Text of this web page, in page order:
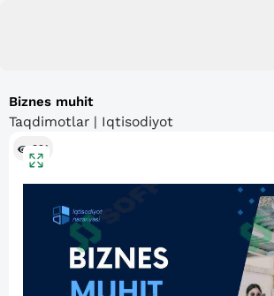
Biznes muhit
Taqdimotlar | Iqtisodiyot
321